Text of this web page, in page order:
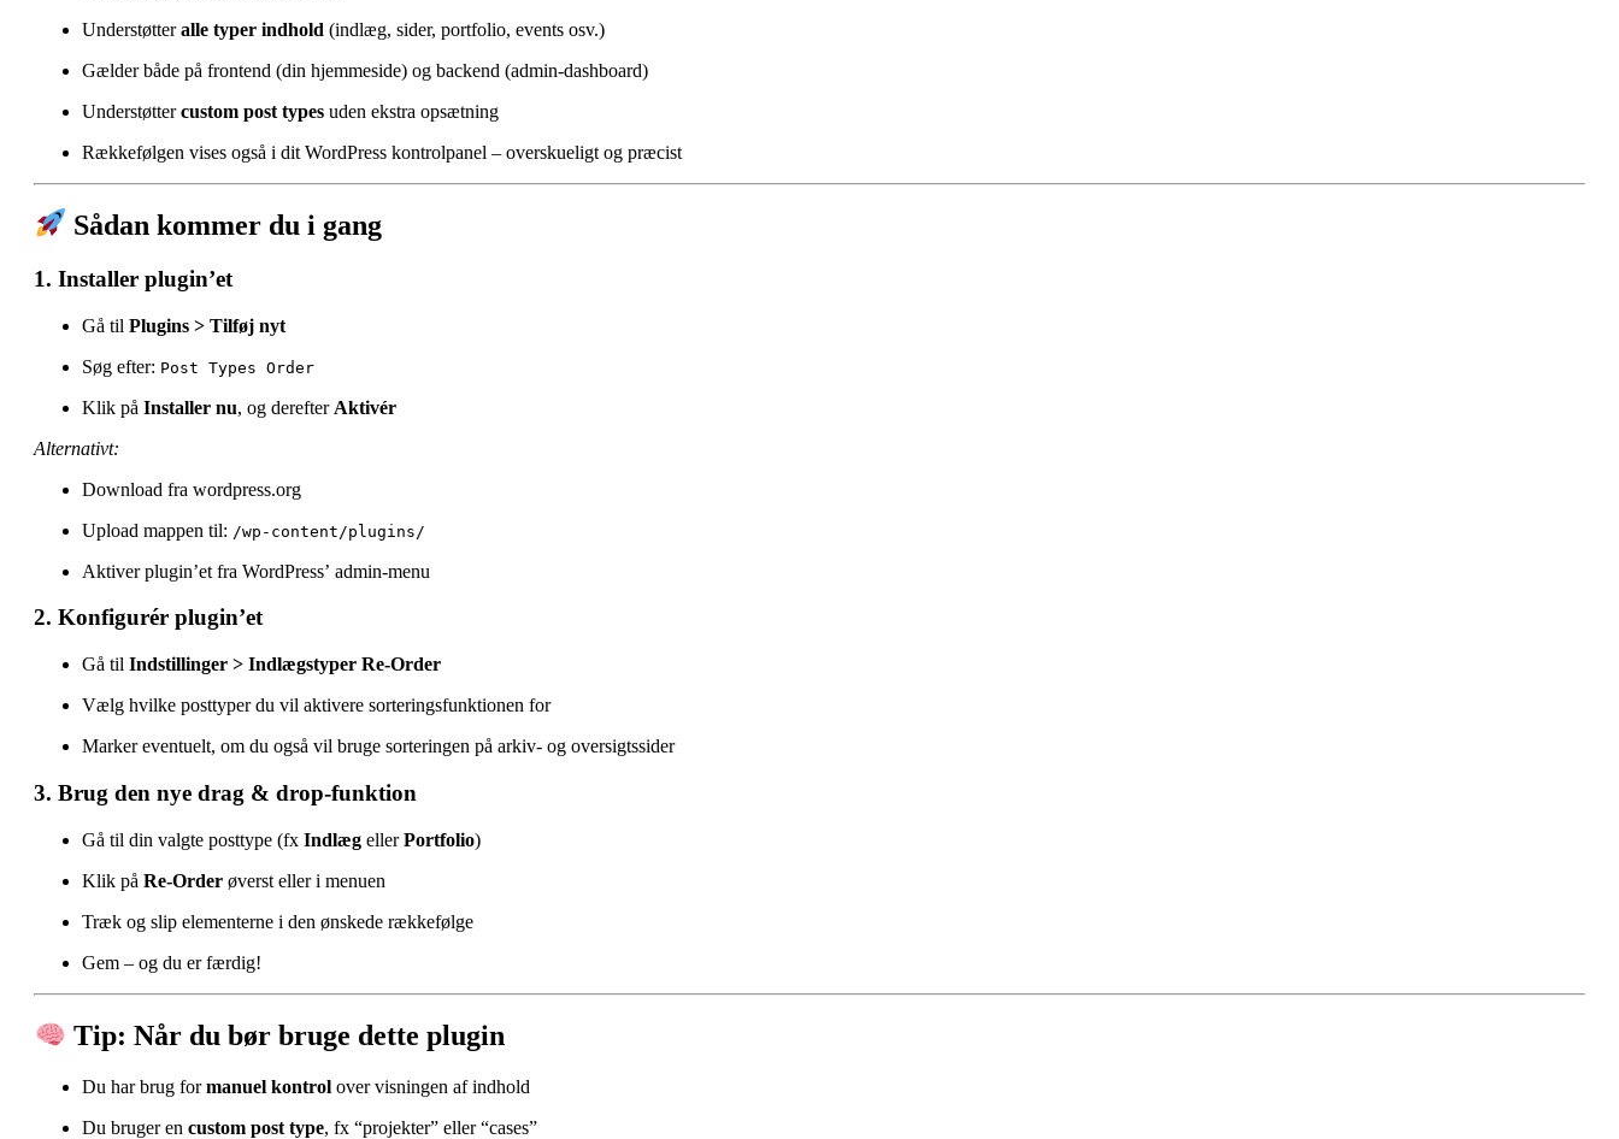
Understøtteralle typer indhold (indlæg, sider, portfolio, events osv.)
Gælder både på frontend (din hjemmeside) og backend (admin-dashboard)
Understøttercustom post types uden ekstra opsætning
Rækkefølgen vises også i dit WordPress kontrolpanel – overskueligt og præcist
Sådan kommer du i gang
1. Installer plugin’et
Gå til Plugins > Tilføj nyt
Søg efter: Post Types Order
Klik på Installer nu, og derefter Aktivér
Alternativt:
Download fra wordpress.org
Upload mappen til: /wp-content/plugins/
Aktiver plugin’et fra WordPress’ admin-menu
2. Konfigurér plugin’et
Gå til Indstillinger > Indlægstyper Re-Order
Vælg hvilke posttyper du vil aktivere sorteringsfunktionen for
Marker eventuelt, om du også vil bruge sorteringen på arkiv- og oversigtssider
3. Brug den nye drag & drop-funktion
Gå til din valgte posttype (fx Indlæg ellerPortfolio)
Klik på Re-Order øverst eller i menuen
Træk og slip elementerne i den ønskede rækkefølge
Gem – og du er færdig!
Tip: Når du bør bruge dette plugin
Du har brug formanuel kontrol over visningen af indhold
Du bruger en custom post type, fx “projekter” eller “cases”